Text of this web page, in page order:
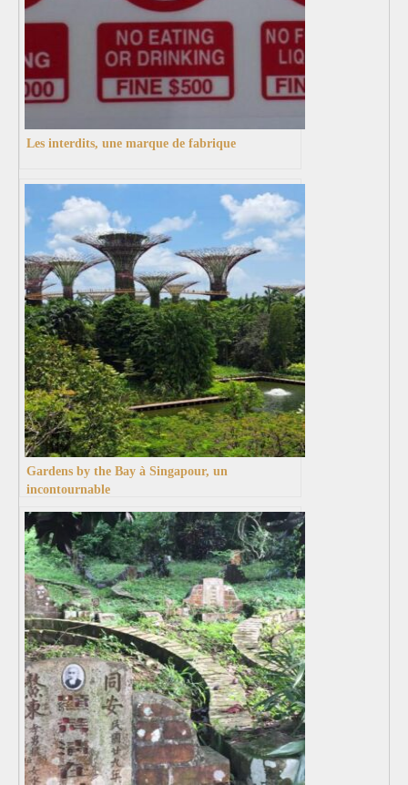
Les interdits, une marque de fabrique
Gardens by the Bay à Singapour, un
incontournable